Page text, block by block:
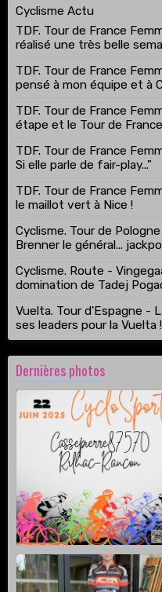
Cyclisme Actu
TDF. Tour de France
réalisé une très belle
TDF. Tour de France
pensé à mon équipe et à
TDF. Tour de France
étape et le Tour de
TDF. Tour de France
Si elle parle de fair-play..."
TDF. Tour de France
le maillot vert à Nice !
Cyclisme. Tour de
Brenner le général...
Cyclisme. Route -
domination de Tadej
Vuelta. Tour d'Espagne -
ses leaders pour la Vuelta !
Dernières photos